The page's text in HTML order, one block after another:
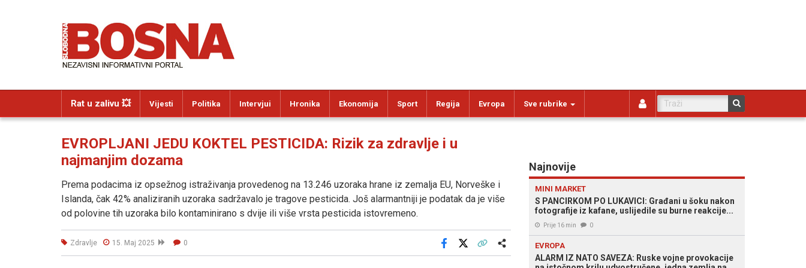
Rat u zalivu 💥 Vijesti Politika Intervjui Hronika Ekonomija Sport Regija Evropa Sve rubrike
EVROPLJANI JEDU KOKTEL PESTICIDA: Rizik za zdravlje i u
najmanjim dozama
Prema podacima iz opsežnog istraživanja provedenog na 13.246 uzoraka hrane iz zemalja EU, Norveške i
Islanda, čak 42% analiziranih uzoraka sadržavalo je tragove pesticida. Još alarmantniji je podatak da je više
od polovine tih uzoraka bilo kontaminirano s dvije ili više vrsta pesticida istovremeno.
Zdravlje 15. Maj 2025 0
Facebook
Najnovije
MINI MARKET
S PANCIRKOM PO LUKAVICI: Građani u šoku nakon
fotografije iz kafane, uslijedile su burne reakcije...
Prije 16 min 0
EVROPA
ALARM IZ NATO SAVEZA: Ruske vojne provokacije